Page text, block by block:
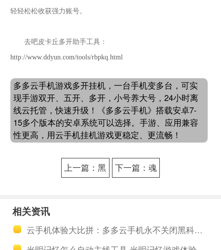
轻轻松松收获强力账号。
去吧皮卡丘多开助手工具：
http://www.ddyun.com/tools/rbpkq.html
多多云手机游戏多开挂机，一台手机变多台，可实
现手游双开、五开、多开，小号养大号，24小时离
线云托管，快速升级！《多多云手机》搭载安卓7-
15多个版本的安卓系统可以选择。手游、应用兼容
性更高，用云手机挂机游戏更稳定、更流畅！
上一篇：黑
下一篇：魂
相关资讯
云手机体验大比拼：多多云手机永不关闭黑科技，安卓15抢先用